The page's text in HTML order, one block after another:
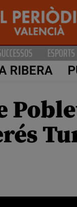
ESPORTS
RIBERA